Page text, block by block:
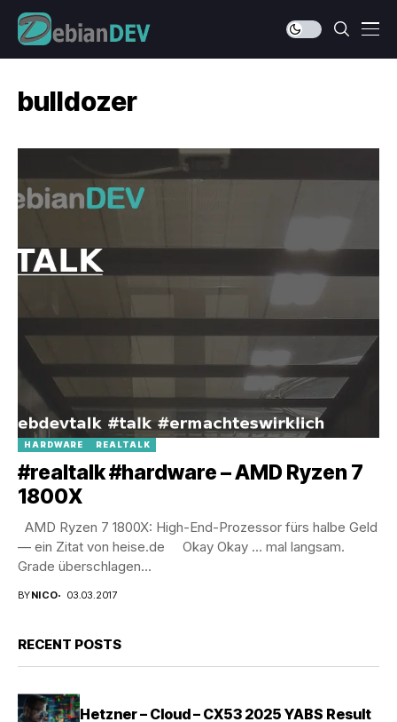
bulldozer
HARDWARE REALTALK
#realtalk #hardware – AMD Ryzen 7
1800X
AMD Ryzen 7 1800X: High-End-Prozessor fürs halbe Geld
— ein Zitat von heise.de Okay Okay … mal langsam.
Grade überschlagen...
BYNICO 03.03.2017
RECENT POSTS
Hetzner – Cloud – CX53 2025 YABS Result